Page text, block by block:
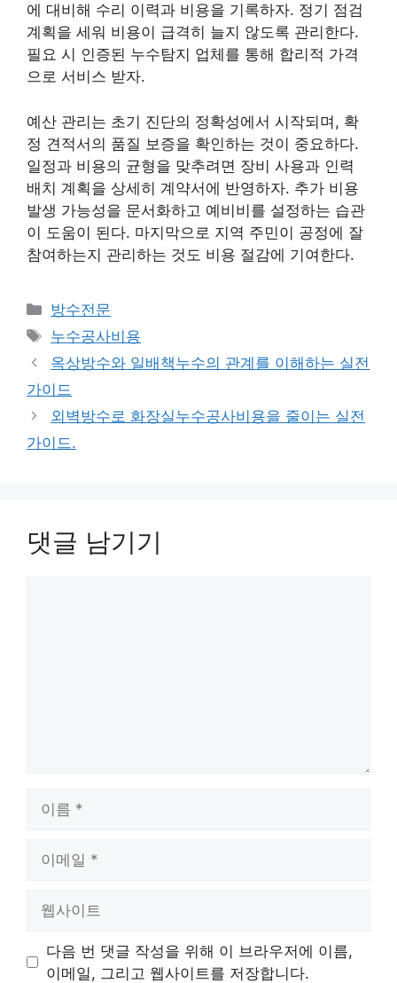
에 대비해 수리 이력과 비용을 기록하자. 정기 점검
계획을 세워 비용이 급격히 늘지 않도록 관리한다.
필요 시 인증된 누수탐지 업체를 통해 합리적 가격
으로 서비스 받자.
예산 관리는 초기 진단의 정확성에서 시작되며, 확
정 견적서의 품질 보증을 확인하는 것이 중요하다.
일정과 비용의 균형을 맞추려면 장비 사용과 인력
배치 계획을 상세히 계약서에 반영하자. 추가 비용
발생 가능성을 문서화하고 예비비를 설정하는 습관
이 도움이 된다. 마지막으로 지역 주민이 공정에 잘
참여하는지 관리하는 것도 비용 절감에 기여한다.
카
테
고
리
방수전문
태
그
누수공사비용
옥상방수와 일배책누수의 관계를 이해하는 실전
가이드
외벽방수로 화장실누수공사비용을 줄이는 실전
가이드.
댓글 남기기
트
다음 번 댓글 작성을 위해 이 브라우저에 이름,
이메일, 그리고 웹사이트를 저장합니다.